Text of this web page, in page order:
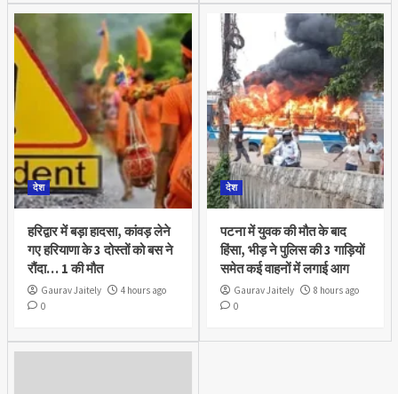
देश
हरिद्वार में बड़ा हादसा, कांवड़ लेने
गए हरियाणा के 3 दोस्तों को बस ने
रौंदा… 1 की मौत
Gaurav Jaitely
4 hours ago
0
देश
पटना में युवक की मौत के बाद
हिंसा, भीड़ ने पुलिस की 3 गाड़ियों
समेत कई वाहनों में लगाई आग
Gaurav Jaitely
8 hours ago
0